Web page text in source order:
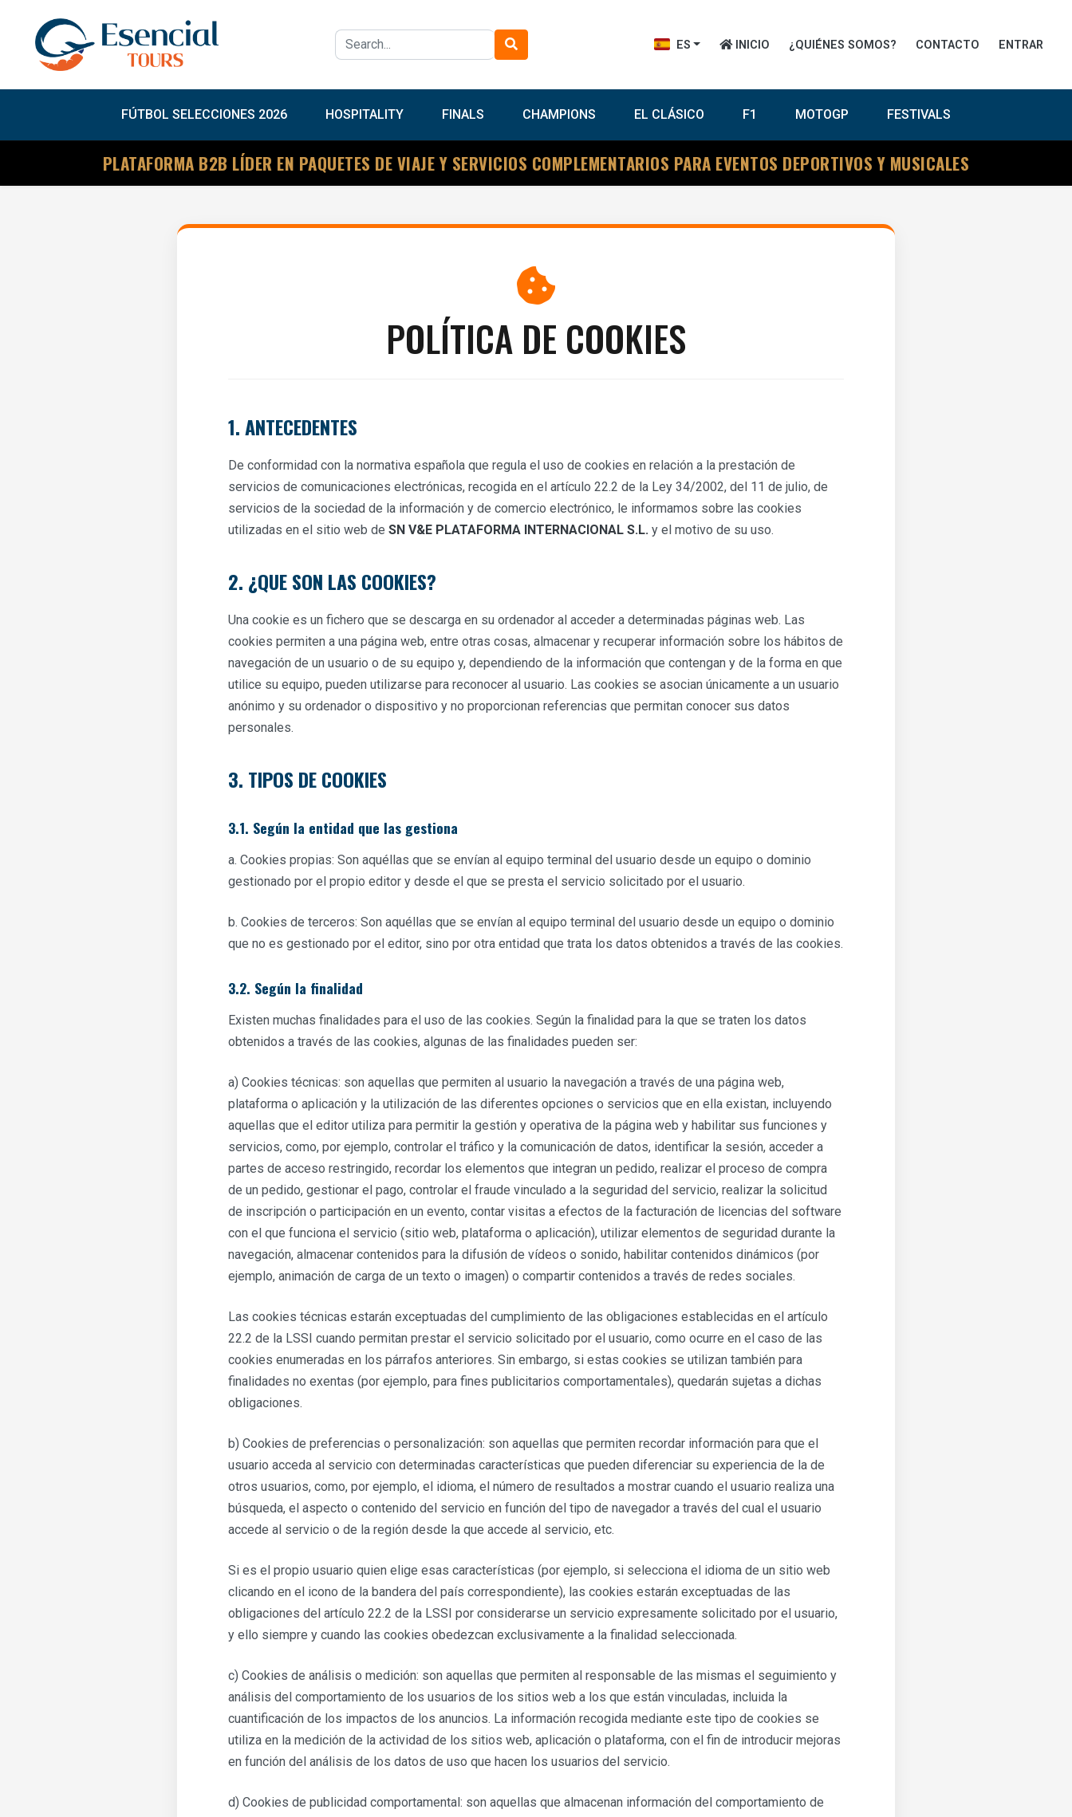
ES INICIO ¿QUIÉNES SOMOS? CONTACTO ENTRAR
FÚTBOL SELECCIONES 2026 HOSPITALITY FINALS CHAMPIONS EL CLÁSICO F1 MOTOGP FESTIVALS
PLATAFORMA B2B LÍDER EN PAQUETES DE VIAJE Y SERVICIOS COMPLEMENTARIOS PARA EVENTOS DEPORTIVOS Y MUSICALES
POLÍTICA DE COOKIES
1. ANTECEDENTES
De conformidad con la normativa española que regula el uso de cookies en relación a la prestación de
servicios de comunicaciones electrónicas, recogida en el artículo 22.2 de la Ley 34/2002, del 11 de julio, de
servicios de la sociedad de la información y de comercio electrónico, le informamos sobre las cookies
utilizadas en el sitio web de SN V&E PLATAFORMA INTERNACIONAL S.L. y el motivo de su uso.
2. ¿QUE SON LAS COOKIES?
Una cookie es un fichero que se descarga en su ordenador al acceder a determinadas páginas web. Las
cookies permiten a una página web, entre otras cosas, almacenar y recuperar información sobre los hábitos de
navegación de un usuario o de su equipo y, dependiendo de la información que contengan y de la forma en que
utilice su equipo, pueden utilizarse para reconocer al usuario. Las cookies se asocian únicamente a un usuario
anónimo y su ordenador o dispositivo y no proporcionan referencias que permitan conocer sus datos
personales.
3. TIPOS DE COOKIES
3.1. Según la entidad que las gestiona
a. Cookies propias: Son aquéllas que se envían al equipo terminal del usuario desde un equipo o dominio
gestionado por el propio editor y desde el que se presta el servicio solicitado por el usuario.
b. Cookies de terceros: Son aquéllas que se envían al equipo terminal del usuario desde un equipo o dominio
que no es gestionado por el editor, sino por otra entidad que trata los datos obtenidos a través de las cookies.
3.2. Según la finalidad
Existen muchas finalidades para el uso de las cookies. Según la finalidad para la que se traten los datos
obtenidos a través de las cookies, algunas de las finalidades pueden ser:
a) Cookies técnicas: son aquellas que permiten al usuario la navegación a través de una página web,
plataforma o aplicación y la utilización de las diferentes opciones o servicios que en ella existan, incluyendo
aquellas que el editor utiliza para permitir la gestión y operativa de la página web y habilitar sus funciones y
servicios, como, por ejemplo, controlar el tráfico y la comunicación de datos, identificar la sesión, acceder a
partes de acceso restringido, recordar los elementos que integran un pedido, realizar el proceso de compra
de un pedido, gestionar el pago, controlar el fraude vinculado a la seguridad del servicio, realizar la solicitud
de inscripción o participación en un evento, contar visitas a efectos de la facturación de licencias del software
con el que funciona el servicio (sitio web, plataforma o aplicación), utilizar elementos de seguridad durante la
navegación, almacenar contenidos para la difusión de vídeos o sonido, habilitar contenidos dinámicos (por
ejemplo, animación de carga de un texto o imagen) o compartir contenidos a través de redes sociales.
Las cookies técnicas estarán exceptuadas del cumplimiento de las obligaciones establecidas en el artículo
22.2 de la LSSI cuando permitan prestar el servicio solicitado por el usuario, como ocurre en el caso de las
cookies enumeradas en los párrafos anteriores. Sin embargo, si estas cookies se utilizan también para
finalidades no exentas (por ejemplo, para fines publicitarios comportamentales), quedarán sujetas a dichas
obligaciones.
b) Cookies de preferencias o personalización: son aquellas que permiten recordar información para que el
usuario acceda al servicio con determinadas características que pueden diferenciar su experiencia de la de
otros usuarios, como, por ejemplo, el idioma, el número de resultados a mostrar cuando el usuario realiza una
búsqueda, el aspecto o contenido del servicio en función del tipo de navegador a través del cual el usuario
accede al servicio o de la región desde la que accede al servicio, etc.
Si es el propio usuario quien elige esas características (por ejemplo, si selecciona el idioma de un sitio web
clicando en el icono de la bandera del país correspondiente), las cookies estarán exceptuadas de las
obligaciones del artículo 22.2 de la LSSI por considerarse un servicio expresamente solicitado por el usuario,
y ello siempre y cuando las cookies obedezcan exclusivamente a la finalidad seleccionada.
c) Cookies de análisis o medición: son aquellas que permiten al responsable de las mismas el seguimiento y
análisis del comportamiento de los usuarios de los sitios web a los que están vinculadas, incluida la
cuantificación de los impactos de los anuncios. La información recogida mediante este tipo de cookies se
utiliza en la medición de la actividad de los sitios web, aplicación o plataforma, con el fin de introducir mejoras
en función del análisis de los datos de uso que hacen los usuarios del servicio.
d) Cookies de publicidad comportamental: son aquellas que almacenan información del comportamiento de